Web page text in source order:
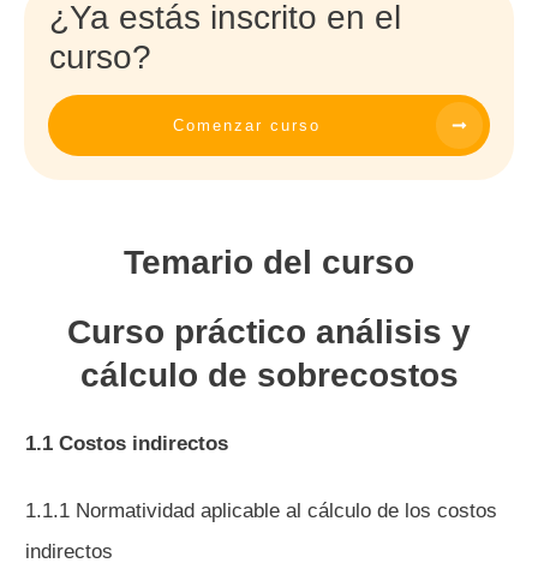
¿Ya estás inscrito en el
curso?
Comenzar curso
Temario del curso
Curso práctico análisis y
cálculo de sobrecostos
1.1 Costos indirectos
1.1.1 Normatividad aplicable al cálculo de los costos
indirectos